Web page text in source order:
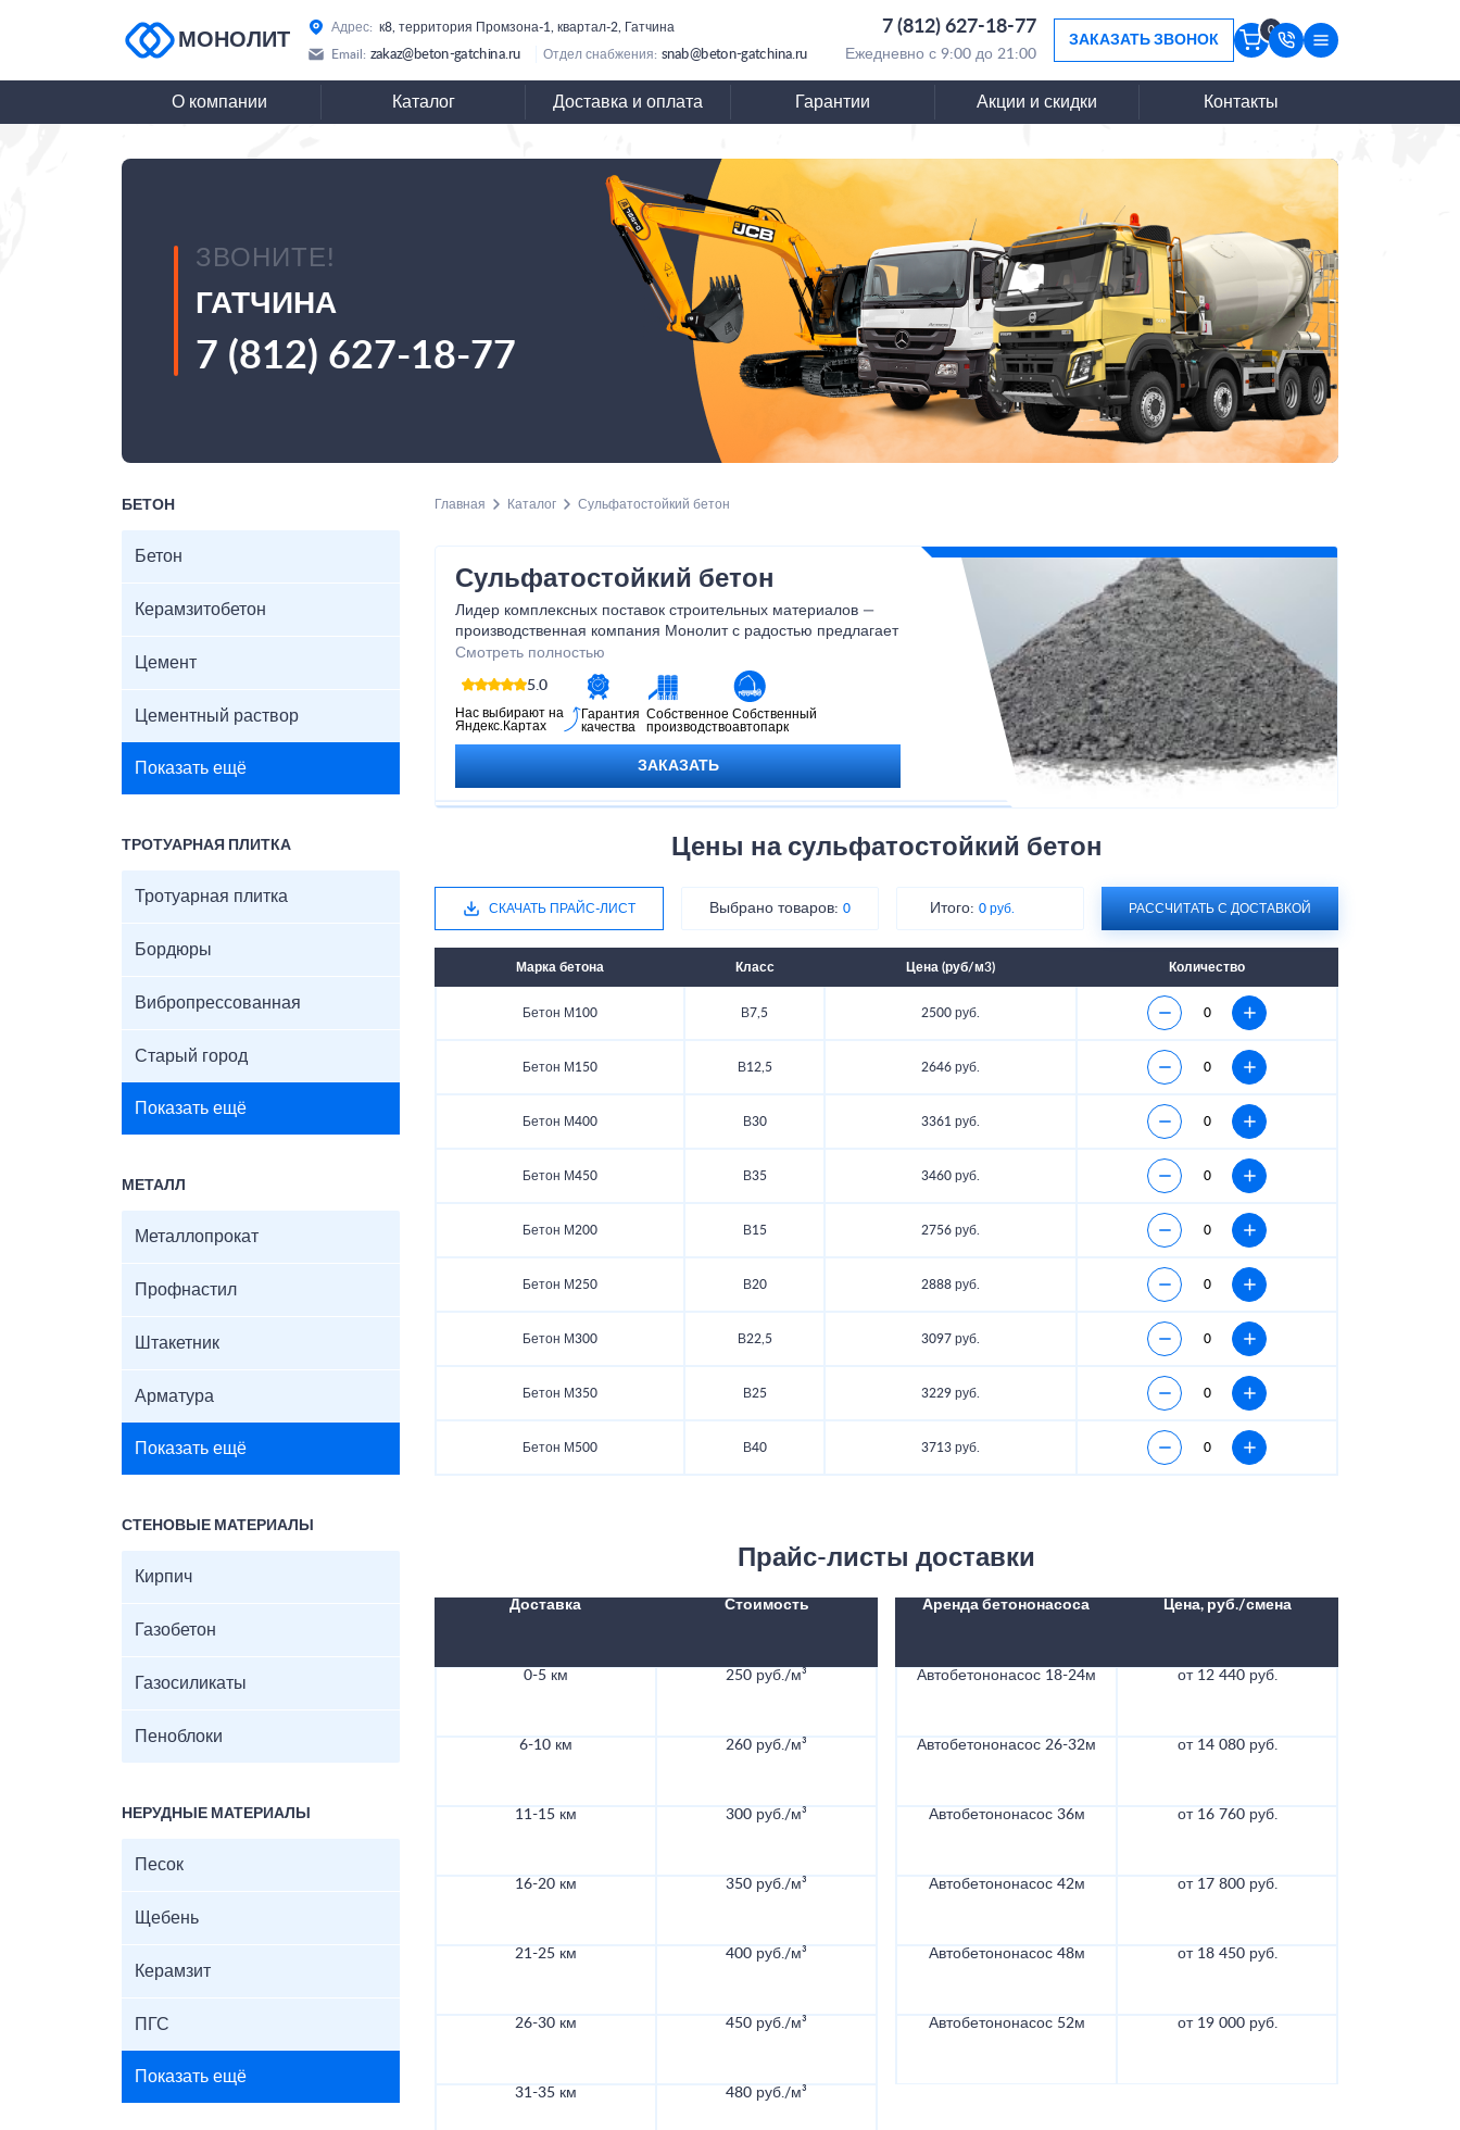
МОНОЛИТ
Адрес: к8, территория Промзона-1, квартал-2, Гатчина 7 (812) 627-18-77
Email: zakaz@beton-gatchina.ru Отдел снабжения: snab@beton-gatchina.ru Ежедневно с 9:00 до 21:00
ЗАКАЗАТЬ ЗВОНОК
0
О компании Каталог Доставка и оплата Гарантии Акции и скидки Контакты
ЗВОНИТЕ!
ГАТЧИНА
7 (812) 627-18-77
БЕТОН
Бетон
Керамзитобетон
Цемент
Цементный раствор
Показать ещё
ТРОТУАРНАЯ ПЛИТКА
Тротуарная плитка
Бордюры
Вибропрессованная
Старый город
Показать ещё
МЕТАЛЛ
Металлопрокат
Профнастил
Штакетник
Арматура
Показать ещё
СТЕНОВЫЕ МАТЕРИАЛЫ
Кирпич
Газобетон
Газосиликаты
Пеноблоки
НЕРУДНЫЕ МАТЕРИАЛЫ
Песок
Щебень
Керамзит
ПГС
Показать ещё
Главная Каталог Сульфатостойкий бетон
Сульфатостойкий бетон
Лидер комплексных поставок строительных материалов —
производственная компания Монолит с радостью предлагает
решения для частников и юридических лиц.
Смотреть полностью
5.0
Нас выбирают на
Яндекс.Картах
Гарантия
качества
Собственное
производство
Собственный
автопарк
ЗАКАЗАТЬ
Цены на сульфатостойкий бетон
СКАЧАТЬ ПРАЙС-ЛИСТ Выбрано товаров: 0 Итого:0 руб. РАССЧИТАТЬ С ДОСТАВКОЙ
Марка бетона Класс Цена (руб/м3) Количество
Бетон М100 В7,5 2500 руб.
Бетон М150 В12,5 2646 руб.
Бетон М400 В30 3361 руб.
Бетон М450 В35 3460 руб.
Бетон М200 В15 2756 руб.
Бетон М250 В20 2888 руб.
Бетон М300 В22,5 3097 руб.
Бетон М350 В25 3229 руб.
Бетон М500 В40 3713 руб.
Прайс-листы доставки
Доставка Стоимость
0-5 км 250 руб./м³
6-10 км 260 руб./м³
11-15 км 300 руб./м³
16-20 км 350 руб./м³
21-25 км 400 руб./м³
26-30 км 450 руб./м³
31-35 км 480 руб./м³
Аренда бетононасоса Цена, руб./смена
Автобетононасос 18-24м от 12 440 руб.
Автобетононасос 26-32м от 14 080 руб.
Автобетононасос 36м от 16 760 руб.
Автобетононасос 42м от 17 800 руб.
Автобетононасос 48м от 18 450 руб.
Автобетононасос 52м от 19 000 руб.